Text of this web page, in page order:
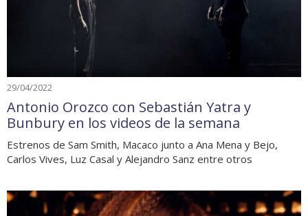
29/04/2022
Antonio Orozco con Sebastián Yatra y
Bunbury en los videos de la semana
Estrenos de Sam Smith, Macaco junto a Ana Mena y Bejo,
Carlos Vives, Luz Casal y Alejandro Sanz entre otros